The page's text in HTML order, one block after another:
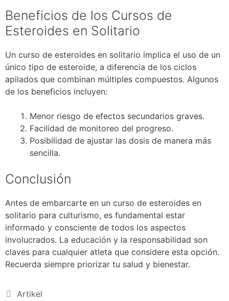
Beneficios de los Cursos de
Esteroides en Solitario
Un curso de esteroides en solitario implica el uso de un
único tipo de esteroide, a diferencia de los ciclos
apilados que combinan múltiples compuestos. Algunos
de los beneficios incluyen:
Menor riesgo de efectos secundarios graves.
Facilidad de monitoreo del progreso.
Posibilidad de ajustar las dosis de manera más
sencilla.
Conclusión
Antes de embarcarte en un curso de esteroides en
solitario para culturismo, es fundamental estar
informado y consciente de todos los aspectos
involucrados. La educación y la responsabilidad son
claves para cualquier atleta que considere esta opción.
Recuerda siempre priorizar tu salud y bienestar.
Artikel